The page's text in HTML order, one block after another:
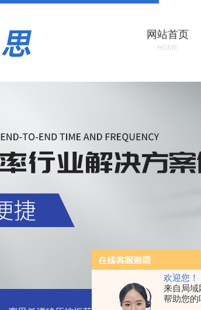
欢迎您！
来自局域
帮助您的
网站首页
HOME